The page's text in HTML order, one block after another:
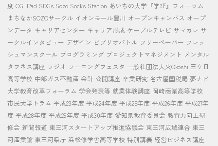
度 CG iPad SDGs Sozo Socks Station あいちの大学『学び』フォーラム
まちなかSOZOサークル イオンモール豊川 オープンキャンパス オープ
ンデータ キャリアセンター キャリア形成 ケーブルテレビ サマカレ サ
ークルインタビュー デザイン ビブリオバトル フリーペーパー フレッ
シュマンスクール プログラミング プロジェクトマネジメント メンタル
タフネス講座 ラジオ ラーニングフェスタ 一般社団法人火Okoshi 三ケ日
高等学校 中部ガス不動産 会計 公開講座 卒業研究 名古屋国税局 夢ナビ
大学教育改革フォーラム 学会発表等 就業体験講座 岡崎商業高等学校
市民大学トラム 平成23年度 平成24年度 平成25年度 平成26年度 平成27年
度 平成28年度 平成29年度 平成30年度 愛知県教育委員会 教育力向上研
修会 新聞報道 東三河スタートアップ推進協議会 東三河広域連合 東三
河産業論 東三河県庁 浜松修学舎高等学校 特別講義 経営ビジネス講座